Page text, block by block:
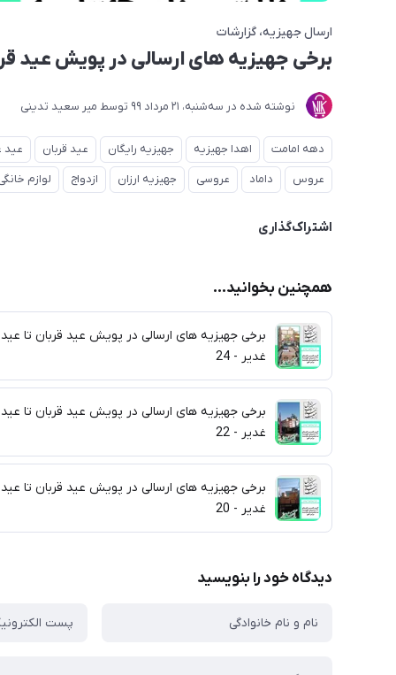
ارسال جهیزیه گزارشات
برخی جهیزیه های ارسالی در پویش عید
نوشته شده در ﺳﻪشنبه، 21 مرداد 99 توسط میر سعید تدینی
دهه امامت اهدا جهیزیه جهیزیه رایگان عید قربان عید
عروس
داماد عروسی جهیزیه ارزان ازدواج لوازم
اشتراک‌گذاری
همچنین بخوانید...
برخی جهیزیه های ارسالی در پویش عید قربان تا عید
غدیر - 24
برخی جهیزیه های ارسالی در پویش عید قربان تا عید
غدیر - 22
برخی جهیزیه های ارسالی در پویش عید قربان تا عید
غدیر - 20
دیدگاه خود را بنویسید